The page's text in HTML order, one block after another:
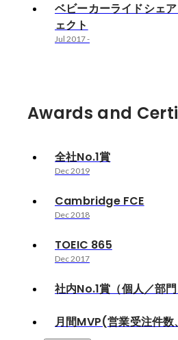
ベビーカーライドシェ
ェクト
Jul 2017-
Awards and
全社No.1賞
Dec 2019
Cambridge FCE
Dec 2018
TOEIC 865
Dec 2017
社内No.1賞（個人／部門
月間MVP(営業受注件